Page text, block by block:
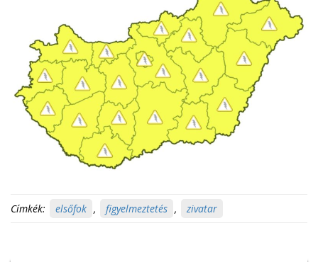
Címkék: elsőfok , figyelmeztetés , zivatar